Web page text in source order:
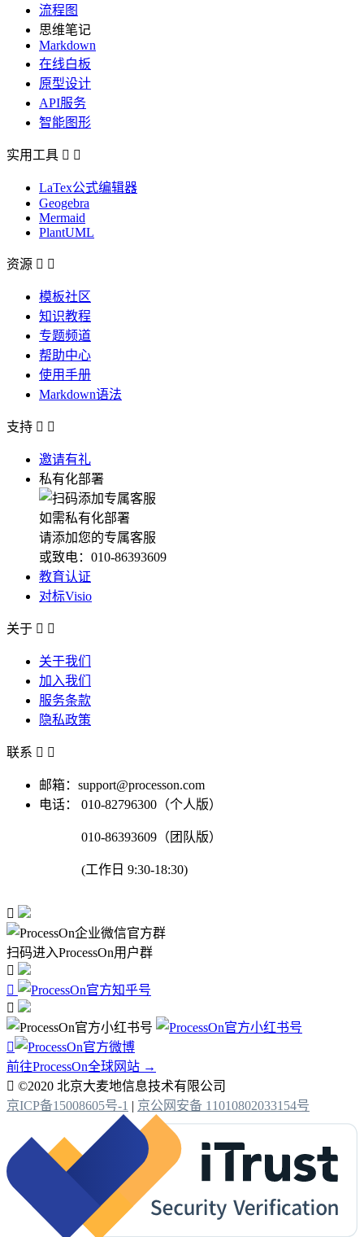
流程图
思维笔记
Markdown
在线白板
原型设计
API服务
智能图形
实用工具  
LaTex公式编辑器
Geogebra
Mermaid
PlantUML
资源  
模板社区
知识教程
专题频道
帮助中心
使用手册
Markdown语法
支持  
邀请有礼
私有化部署
如需私有化部署
请添加您的专属客服
或致电：010-86393609
教育认证
对标Visio
关于  
关于我们
加入我们
服务条款
隐私政策
联系  
邮箱：support@processon.com
电话：
010-82796300（个人版）
010-86393609（团队版）
(工作日 9:30-18:30)

扫码进入ProcessOn用户群




前往ProcessOn全球网站 →
 ©2020 北京大麦地信息技术有限公司
京ICP备15008605号-1 | 京公网安备 11010802033154号